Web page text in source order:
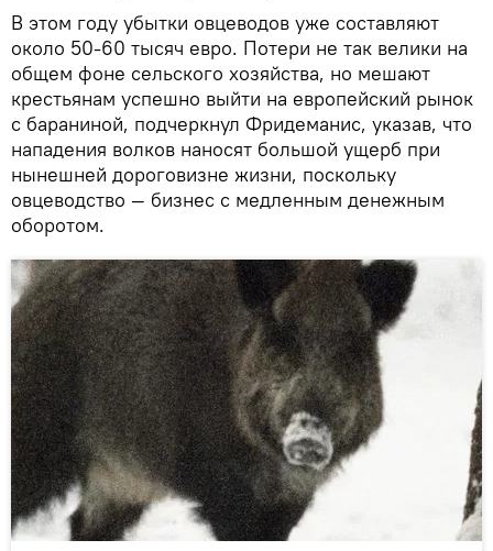
В этом году убытки овцеводов уже составляют
около 50-60 тысяч евро. Потери не так велики на
общем фоне сельского хозяйства, но мешают
крестьянам успешно выйти на европейский рынок
с бараниной, подчеркнул Фридеманис, указав, что
нападения волков наносят большой ущерб при
нынешней дороговизне жизни, поскольку
овцеводство — бизнес с медленным денежным
оборотом.